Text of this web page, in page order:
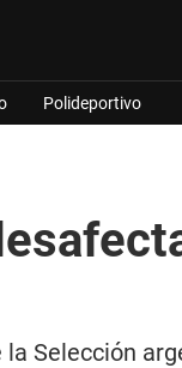
Polideportivo
Selección